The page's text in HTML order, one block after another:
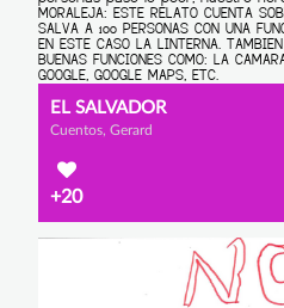
EL SALVADOR
Cuentos, Gerard
+20